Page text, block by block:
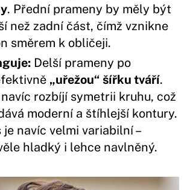
. Přední prameny by měly být
než zadní část, čímž vznikne
směrem k obličeji.
Delší prameny po
„uřežou“ šířku tváří.
rozbíjí symetrii kruhu, což
moderní a štíhlejší kontury.
je navíc velmi variabilní –
hladký i lehce navlněný.